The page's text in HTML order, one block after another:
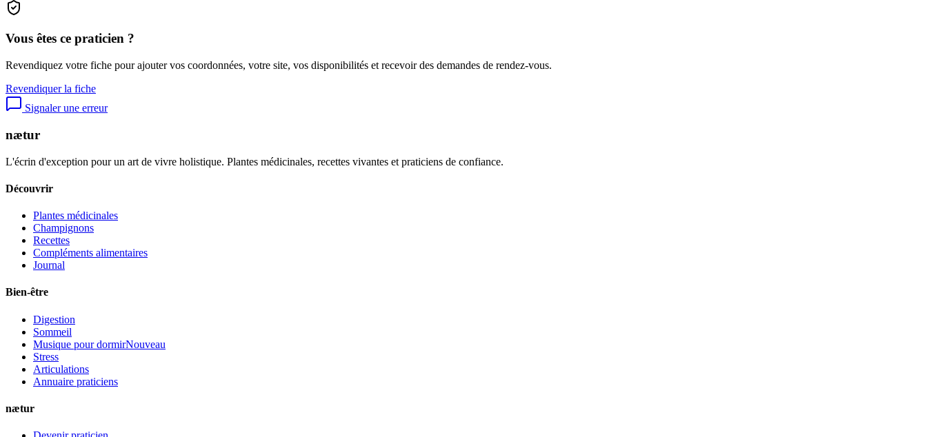
Vous êtes ce praticien ?
Revendiquez votre fiche pour ajouter vos coordonnées, votre site, vos disponibilités et recevoir des demandes de rendez-vous.
Revendiquer la fiche
Signaler une erreur
nætur
L'écrin d'exception pour un art de vivre holistique. Plantes médicinales, recettes vivantes et praticiens de confiance.
Découvrir
Plantes médicinales
Champignons
Recettes
Compléments alimentaires
Journal
Bien-être
Digestion
Sommeil
Musique pour dormirNouveau
Stress
Articulations
Annuaire praticiens
nætur